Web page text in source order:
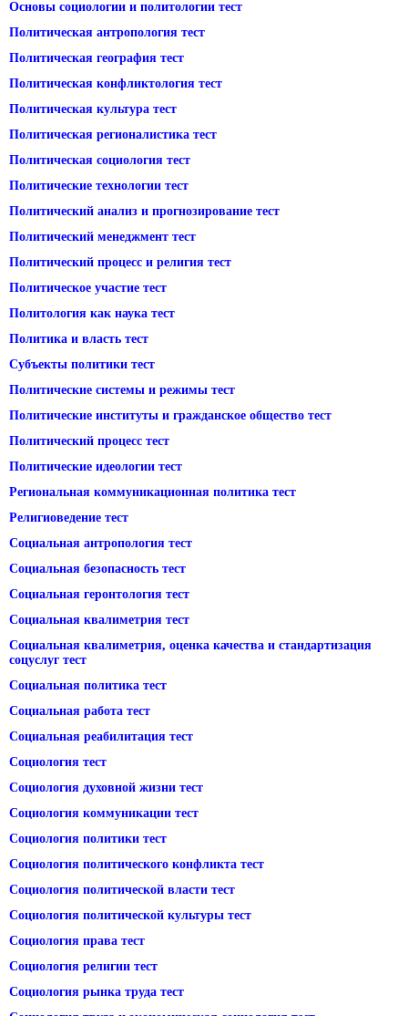
Основы социологии и политологии тест
Политическая антропология тест
Политическая география тест
Политическая конфликтология тест
Политическая культура тест
Политическая регионалистика тест
Политическая социология тест
Политические технологии тест
Политический анализ и прогнозирование тест
Политический менеджмент тест
Политический процесс и религия тест
Политическое участие тест
Политология как наука тест
Политика и власть тест
Субъекты политики тест
Политические системы и режимы тест
Политические институты и гражданское общество тест
Политический процесс тест
Политические идеологии тест
Региональная коммуникационная политика тест
Религиоведение тест
Социальная антропология тест
Социальная безопасность тест
Социальная геронтология тест
Социальная квалиметрия тест
Социальная квалиметрия, оценка качества и стандартизация
соцуслуг тест
Социальная политика тест
Социальная работа тест
Социальная реабилитация тест
Социология тест
Социология духовной жизни тест
Социология коммуникации тест
Социология политики тест
Социология политического конфликта тест
Социология политической власти тест
Социология политической культуры тест
Социология права тест
Социология религии тест
Социология рынка труда тест